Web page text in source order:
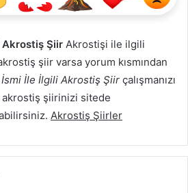
Akrostiş Şiir Akrostişi ile ilgili
şiir varsa yorum kısmından
İle İlgili Akrostiş Şiir çalışmanızı
şiirinizi sitede
Akrostiş Şiirler